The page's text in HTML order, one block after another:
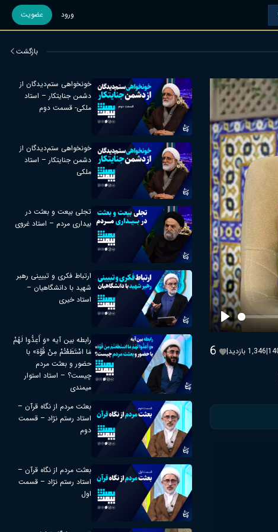
ورود عضویت
بازگشت
Play
6 | 1,346 بازدید|
خونخواهی ستم‌دیدگان از
دشمن جنایتکار – استاد
ملکی- قسمت دوم
خونخواهی ستم‌دیدگان از
دشمن جنایتکار – استاد
ملکی
تجلی بیعت و بعثت در
بیداری مردم – استاد غروی
ارتباط فکری و تبیینی رهبر
شهید با دانشگاهیان –
استاد خیری
رابطه بین آیه «وَ أَعِدُّوا لَهُمْ
مَا اسْتَطَعْتُمْ مِنْ قُوَّة» با
حضور و بعثت مردم
چیست؟ – استاد استوار
میمندی
بعثت مردم از نگاه قرآن –
استاد رستم نژاد – قسمت
دوم
بعثت مردم از نگاه قرآن –
استاد رستم نژاد – قسمت
اول